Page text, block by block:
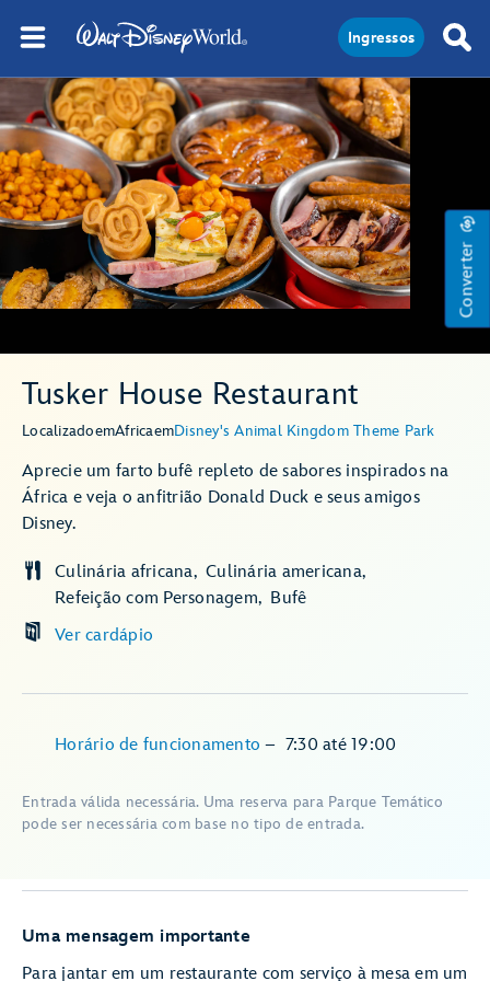
Ingressos
Converter
Tusker House Restaurant
LocalizadoemAfricaemDisney's Animal Kingdom Theme Park
Aprecie um farto bufê repleto de sabores inspirados na
África e veja o anfitrião Donald Duck e seus amigos
Disney.
Ver cardápio
Culinária africana
Culinária americana
Refeição com Personagem
Bufê
Horário de funcionamento– 7:30 até 19:00
Entrada válida necessária. Uma reserva para Parque Temático
pode ser necessária com base no tipo de entrada.
Uma mensagem importante
Para jantar em um restaurante com serviço à mesa em um